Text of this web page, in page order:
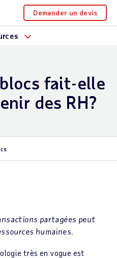
Demander un devis
fait-elle
des RH?
partagées peut
humaines.
très en vogue est